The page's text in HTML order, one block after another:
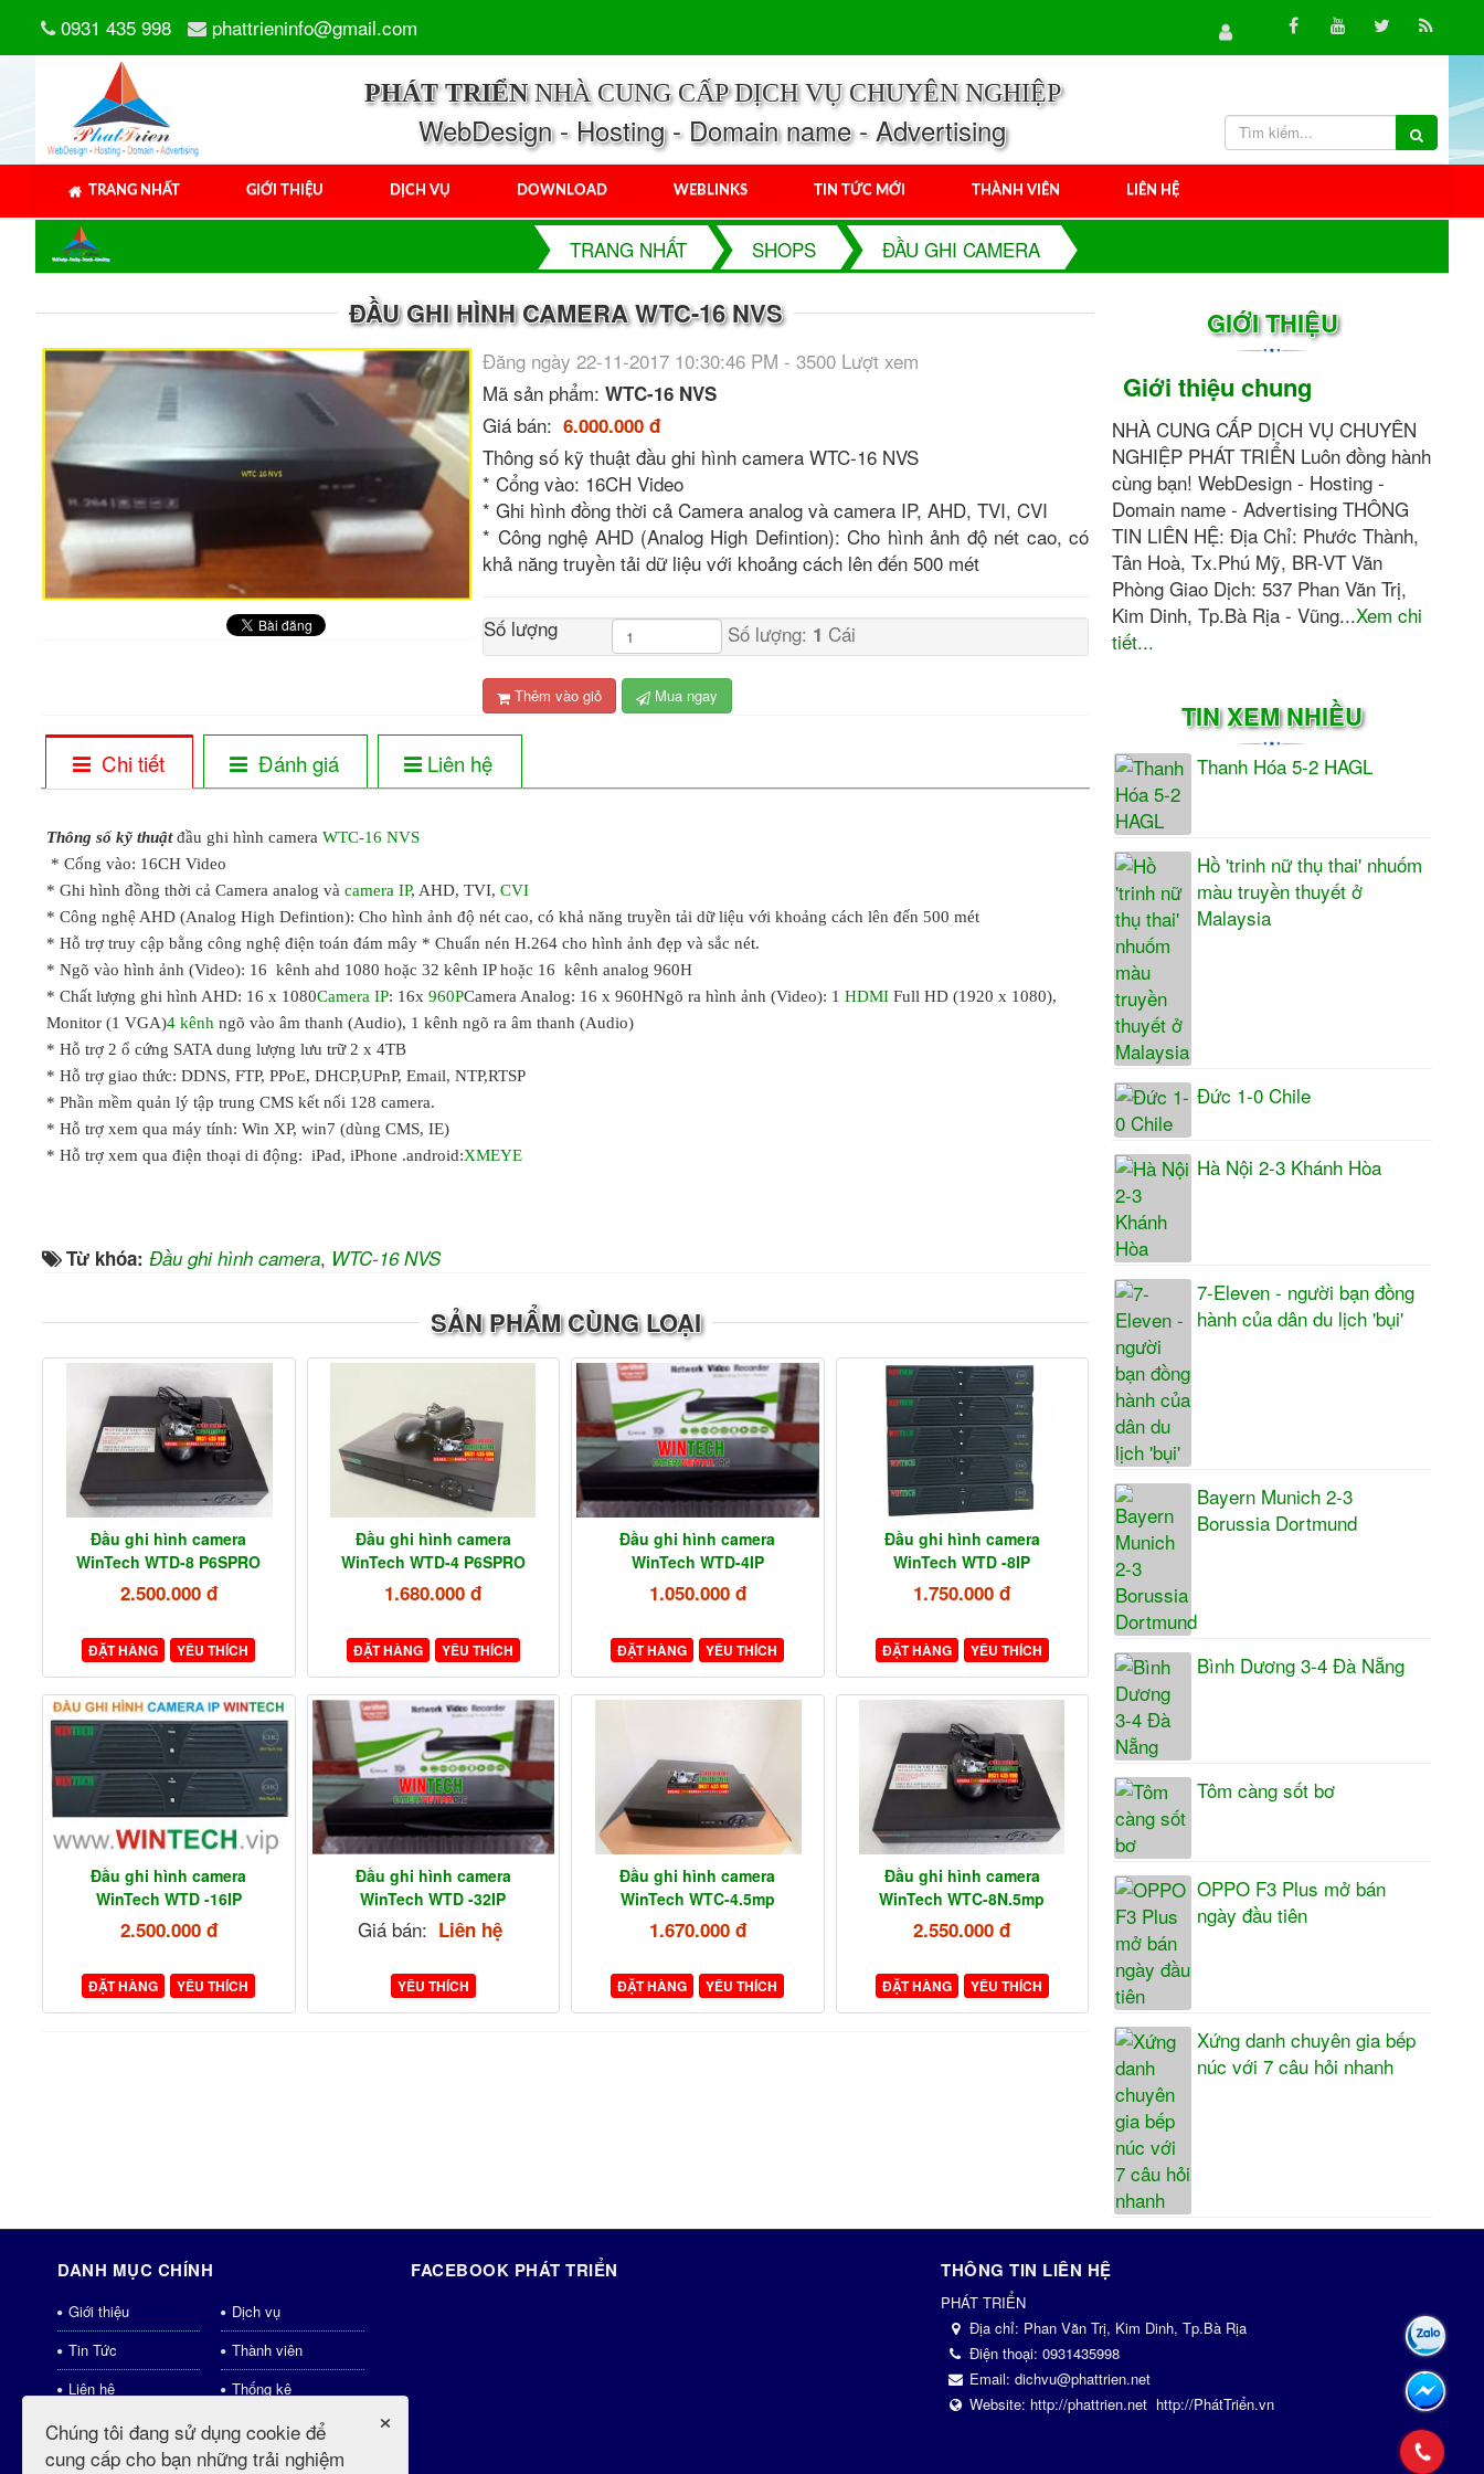
0931 435 998 phattrieninfo@gmail.com
PHÁT TRIỂNNHÀ CUNG CẤP DỊCH VỤ CHUYÊN NGHIỆP
WebDesign - Hosting - Domain name - Advertising
TRANG NHẤT GIỚI THIỆU DỊCH VỤ DOWNLOAD WEBLINKS TIN TỨC MỚI THÀNH VIÊN LIÊN HỆ
TRANG NHẤT SHOPS ĐẦU GHI CAMERA
ĐẦU GHI HÌNH CAMERA WTC-16 NVS
Đăng ngày 22-11-2017 10:30:46 PM - 3500 Lượt xem
Mã sản phẩm:WTC-16 NVS
Giá bán: 6.000.000 đ
Thông số kỹ thuật đầu ghi hình camera WTC-16 NVS
* Cổng vào: 16CH Video
* Ghi hình đồng thời cả Camera analog và camera IP, AHD, TVI, CVI
* Công nghệ AHD (Analog High Defintion): Cho hình ảnh độ nét cao, có
khả năng truyền tải dữ liệu với khoảng cách lên đến 500 mét
Số lượng Số lượng: 1 Cái
Thêm vào giỏ Mua ngay
Chi tiết Đánh giá Liên hệ
Thông số kỹ thuậtđầu ghi hình camera WTC-16 NVS
* Cổng vào: 16CH Video
* Ghi hình đồng thời cả Camera analog và camera IP, AHD, TVI, CVI
* Công nghệ AHD (Analog High Defintion): Cho hình ảnh độ nét cao, có khả năng truyền tải dữ liệu với khoảng cách lên đến 500 mét
* Hỗ trợ truy cập bằng công nghệ điện toán đám mây * Chuẩn nén H.264 cho hình ảnh đẹp và sắc nét.
* Ngõ vào hình ảnh (Video): 16 kênh ahd 1080 hoặc 32 kênh IP hoặc 16 kênh analog 960H
* Chất lượng ghi hình AHD: 16 x 1080Camera IP: 16x 960PCamera Analog: 16 x 960HNgõ ra hình ảnh (Video): 1 HDMI Full HD (1920 x 1080),
Monitor (1 VGA)4 kênh ngõ vào âm thanh (Audio), 1 kênh ngõ ra âm thanh (Audio)
* Hỗ trợ 2 ổ cứng SATA dung lượng lưu trữ 2 x 4TB
* Hỗ trợ giao thức: DDNS, FTP, PPoE, DHCP,UPnP, Email, NTP,RTSP
* Phần mềm quản lý tập trung CMS kết nối 128 camera.
* Hỗ trợ xem qua máy tính: Win XP, win7 (dùng CMS, IE)
* Hỗ trợ xem qua điện thoại di động: iPad, iPhone .android:XMEYE
Từ khóa: Đầu ghi hình camera, WTC-16 NVS
SẢN PHẨM CÙNG LOẠI
Đầu ghi hình camera
WinTech WTD-8 P6SPRO
2.500.000 đ
ĐẶT HÀNG YÊU THÍCH
Đầu ghi hình camera
WinTech WTD-4 P6SPRO
1.680.000 đ
ĐẶT HÀNG YÊU THÍCH
Đầu ghi hình camera
WinTech WTD-4IP
1.050.000 đ
ĐẶT HÀNG YÊU THÍCH
Đầu ghi hình camera
WinTech WTD -8IP
1.750.000 đ
ĐẶT HÀNG YÊU THÍCH
Đầu ghi hình camera
WinTech WTD -16IP
2.500.000 đ
ĐẶT HÀNG YÊU THÍCH
Đầu ghi hình camera
WinTech WTD -32IP
Giá bán: Liên hệ
YÊU THÍCH
Đầu ghi hình camera
WinTech WTC-4.5mp
1.670.000 đ
ĐẶT HÀNG YÊU THÍCH
Đầu ghi hình camera
WinTech WTC-8N.5mp
2.550.000 đ
ĐẶT HÀNG YÊU THÍCH
GIỚI THIỆU
Giới thiệu chung
NHÀ CUNG CẤP DỊCH VỤ CHUYÊN
NGHIỆP PHÁT TRIỂN Luôn đồng hành
cùng bạn! WebDesign - Hosting -
Domain name - Advertising THÔNG
TIN LIÊN HỆ: Địa Chỉ: Phước Thành,
Tân Hoà, Tx.Phú Mỹ, BR-VT Văn
Phòng Giao Dịch: 537 Phan Văn Trị,
Kim Dinh, Tp.Bà Rịa - Vũng...Xem chi
tiết...
TIN XEM NHIỀU
Thanh Hóa 5-2 HAGL
Hồ 'trinh nữ thụ thai' nhuốm
màu truyền thuyết ở
Malaysia
Đức 1-0 Chile
Hà Nội 2-3 Khánh Hòa
7-Eleven - người bạn đồng
hành của dân du lịch 'bụi'
Bayern Munich 2-3
Borussia Dortmund
Bình Dương 3-4 Đà Nẵng
Tôm càng sốt bơ
OPPO F3 Plus mở bán
ngày đầu tiên
Xứng danh chuyên gia bếp
núc với 7 câu hỏi nhanh
DANH MỤC CHÍNH
Giới thiệu
Dịch vụ
Tin Tức
Thành viên
Liên hệ
Thống kê
Download
Shops
weblinks
Tin tức mới
FACEBOOK PHÁT TRIỂN THÔNG TIN LIÊN HỆ
PHÁT TRIỂN
Địa chỉ: Phan Văn Trị, Kim Dinh, Tp.Bà Rịa
Điện thoại: 0931435998
Email: dichvu@phattrien.net
Website: http://phattrien.net http://PhátTriển.vn
×
Chúng tôi đang sử dụng cookie để
cung cấp cho bạn những trải nghiệm